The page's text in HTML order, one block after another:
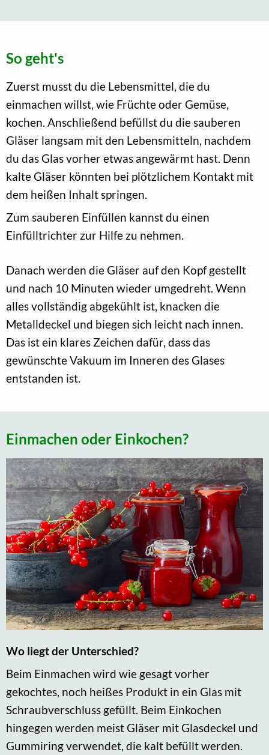
So geht's
Zuerst musst du die Lebensmittel, die du
einmachen willst, wie Früchte oder Gemüse,
kochen. Anschließend befüllst du die sauberen
Gläser langsam mit den Lebensmitteln, nachdem
du das Glas vorher etwas angewärmt hast. Denn
kalte Gläser könnten bei plötzlichem Kontakt mit
dem heißen Inhalt springen.
Zum sauberen Einfüllen kannst du einen
Einfülltrichter zur Hilfe zu nehmen.
Danach werden die Gläser auf den Kopf gestellt
und nach 10 Minuten wieder umgedreht. Wenn
alles vollständig abgekühlt ist, knacken die
Metalldeckel und biegen sich leicht nach innen.
Das ist ein klares Zeichen dafür, dass das
gewünschte Vakuum im Inneren des Glases
entstanden ist.
Einmachen oder Einkochen?
Wo liegt der Unterschied?
Beim Einmachen wird wie gesagt vorher
gekochtes, noch heißes Produkt in ein Glas mit
Schraubverschluss gefüllt. Beim Einkochen
hingegen werden meist Gläser mit Glasdeckel und
Gummiring verwendet, die kalt befüllt werden.